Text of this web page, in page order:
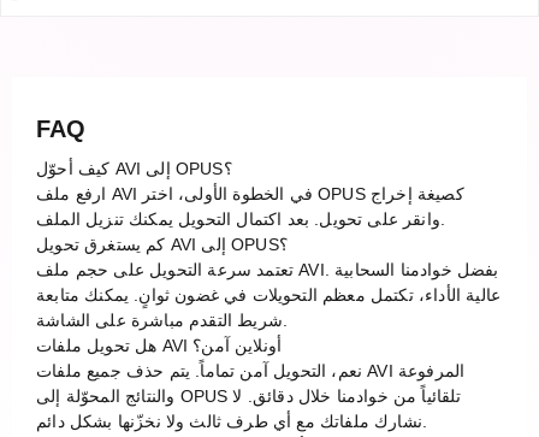
FAQ
كيف أحوّل AVI إلى OPUS؟
ارفع ملف AVI في الخطوة الأولى، اختر OPUS كصيغة إخراج
كم يستغرق تحويل AVI إلى OPUS؟
تعتمد سرعة التحويل على حجم ملف AVI. بفضل خوادمنا السحابية
عالية الأداء، تكتمل معظم التحويلات في غضون ثوانٍ. يمكنك متابعة
هل تحويل ملفات AVI أونلاين آمن؟
نعم، التحويل آمن تماماً. يتم حذف جميع ملفات AVI المرفوعة
والنتائج المحوّلة إلى OPUS تلقائياً من خوادمنا خلال دقائق. لا